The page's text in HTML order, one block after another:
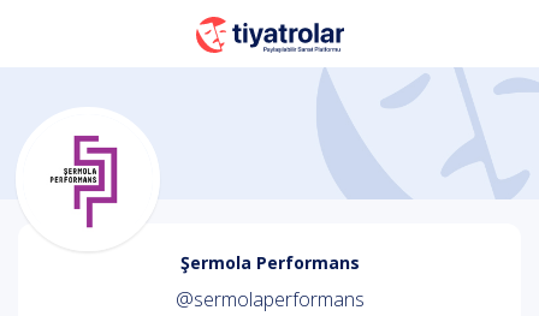
Şermola Performans
@sermolaperformans